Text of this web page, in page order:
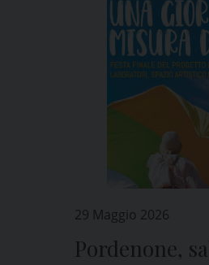
29 Maggio 2026
Pordenone,